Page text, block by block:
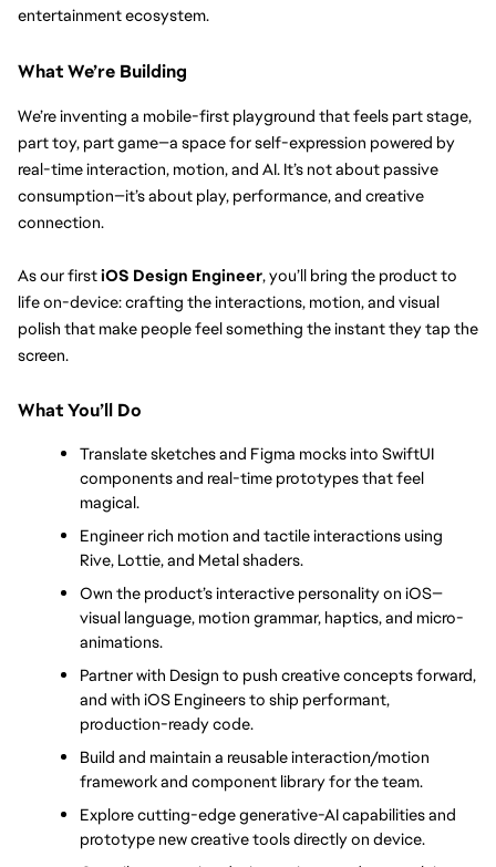
entertainment ecosystem.
What We’re Building
We’re inventing a mobile-first playground that feels part stage,
part toy, part game—a space for self-expression powered by
real-time interaction, motion, and AI. It’s not about passive
consumption—it’s about play, performance, and creative
connection.
As our first iOS Design Engineer, you’ll bring the product to
life on-device: crafting the interactions, motion, and visual
polish that make people feel something the instant they tap the
screen.
What You’ll Do
Translate sketches and Figma mocks into SwiftUI
components and real-time prototypes that feel
magical.
Engineer rich motion and tactile interactions using
Rive, Lottie, and Metal shaders.
Own the product’s interactive personality on iOS—
visual language, motion grammar, haptics, and micro-
animations.
Partner with Design to push creative concepts forward,
and with iOS Engineers to ship performant,
production-ready code.
Build and maintain a reusable interaction/motion
framework and component library for the team.
Explore cutting-edge generative-AI capabilities and
prototype new creative tools directly on device.